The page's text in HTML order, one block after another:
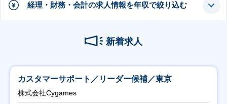
経理・財務・会計の求人情報を年収で絞り込む
新着求人
カスタマーサポート／リーダー候補／東京
株式会社Cygames